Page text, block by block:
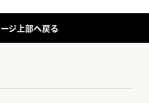
ジ上部へ戻る